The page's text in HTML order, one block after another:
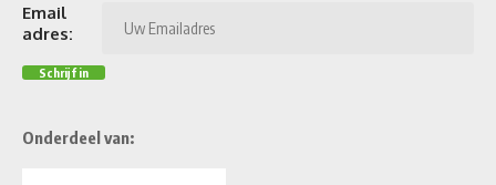
Email
adres:
Onderdeel van: